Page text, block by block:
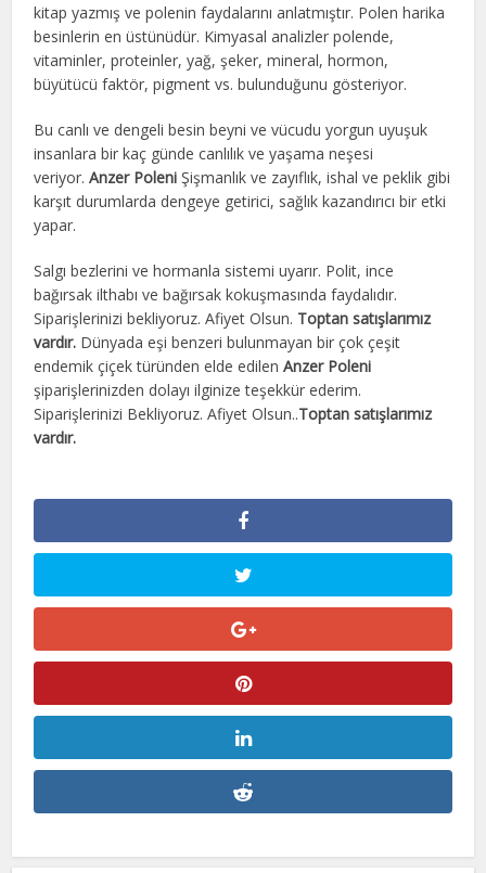
kitap yazmış ve polenin faydalarını anlatmıştır. Polen harika
besinlerin en üstünüdür. Kimyasal analizler polende,
vitaminler, proteinler, yağ, şeker, mineral, hormon,
büyütücü faktör, pigment vs. bulunduğunu gösteriyor.
Bu canlı ve dengeli besin beyni ve vücudu yorgun uyuşuk
insanlara bir kaç günde canlılık ve yaşama neşesi
veriyor.Anzer PoleniŞişmanlık ve zayıflık, ishal ve peklik gibi
karşıt durumlarda dengeye getirici, sağlık kazandırıcı bir etki
yapar.
Salgı bezlerini ve hormanla sistemi uyarır. Polit, ince
bağırsak ilthabı ve bağırsak kokuşmasında faydalıdır.
Siparişlerinizi bekliyoruz. Afiyet Olsun. Toptan satışlarımız
vardır. Dünyada eşi benzeri bulunmayan bir çok çeşit
endemik çiçek türünden elde edilenAnzer Poleni
şiparişlerinizden dolayı ilginize teşekkür ederim.
Siparişlerinizi Bekliyoruz. Afiyet Olsun..Toptan satışlarımız
vardır.